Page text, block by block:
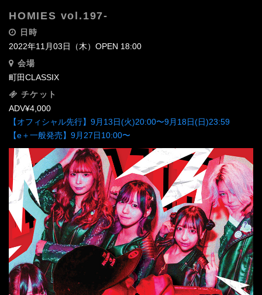
HOMIES vol.197-
日時
2022年11月03日（木）OPEN 18:00
会場
町田CLASSIX‬
チケット
ADV¥4,000
【オフィシャル先行】9月13日(火)20:00〜9月18日(日)23:59
【e＋一般発売】9月27日10:00〜